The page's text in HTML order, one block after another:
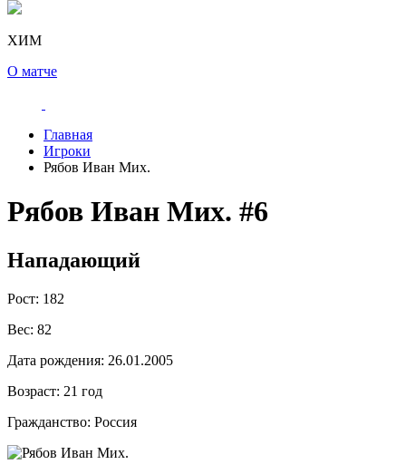
ХИМ
О матче
Главная
Игроки
Рябов Иван Мих.
Рябов Иван Мих. #6
Нападающий
Рост: 182
Вес: 82
Дата рождения: 26.01.2005
Возраст: 21 год
Гражданство: Россия